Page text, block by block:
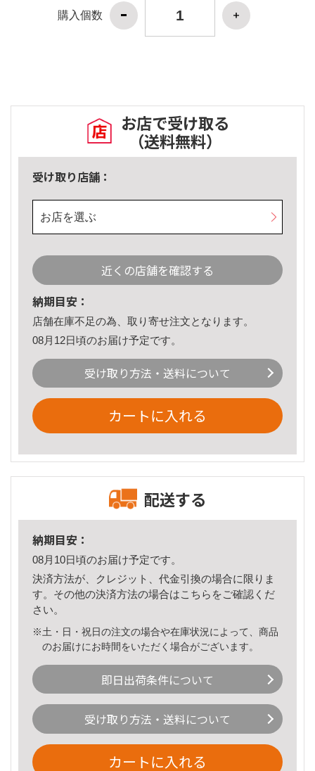
購入個数
お店で受け取る
（送料無料）
受け取り店舗：
お店を選ぶ
近くの店舗を確認する
納期目安：
店舗在庫不足の為、取り寄せ注文となります。
08月12日頃のお届け予定です。
受け取り方法・送料について
カートに入れる
配送する
納期目安：
08月10日頃のお届け予定です。
決済方法が、クレジット、代金引換の場合に限りま
す。その他の決済方法の場合はこちら をご確認くだ
さい。
※土・日・祝日の注文の場合や在庫状況によって、商品
のお届けにお時間をいただく場合がございます。
即日出荷条件について
受け取り方法・送料について
カートに入れる